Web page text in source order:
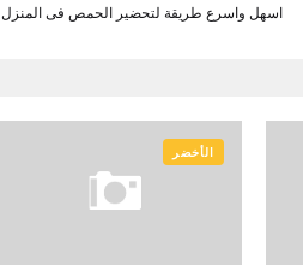
اسهل واسرع طريقة لتحضير الحمص فى المنزل
الأخضر